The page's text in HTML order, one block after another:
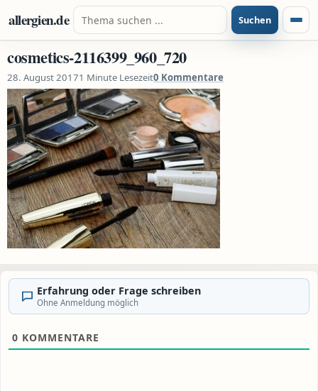
Zum Inhalt springen
allergien.de Suche nach: Suchen
cosmetics-2116399_960_720
28. August 20171 Minute Lesezeit0 Kommentare
Erfahrung oder Frage schreiben
Ohne Anmeldung möglich
0 KOMMENTARE